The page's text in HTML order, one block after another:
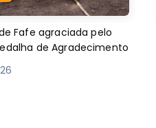
Fafe agraciada pelo
Medalha de Agradecimento